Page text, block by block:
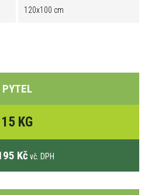
120x100 cm
PYTEL
15 KG
Kč vč. DPH